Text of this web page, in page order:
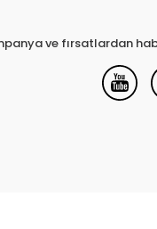
ve fırsatlardan